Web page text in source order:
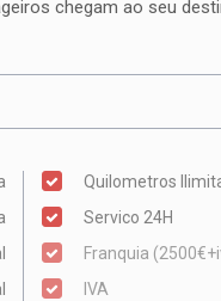
chegam ao seu
Quilometros
Servico 24H
Franquia
IVA